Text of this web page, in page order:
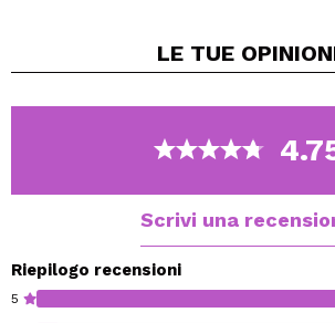
La formula arricchita con OptimHyal
La glicerina inclusa nella
l'effetto di idratazione.
Applicalo mattina e / o sera, prima di
segni visibili dell'età.
LE TUE
Scrivi una
Riepilogo recensioni
5